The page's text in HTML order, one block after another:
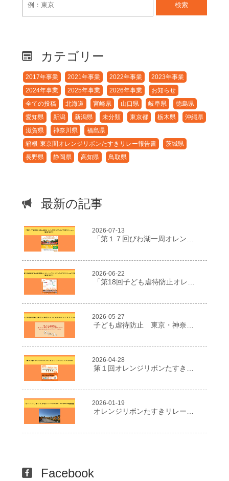
検索
カテゴリー
2017年事業 2021年事業 2022年事業
2023年事業
2024年事業
2025年事業 2026年事業
お知らせ
全ての投稿
北海道 宮崎県 山口県 岐阜県
徳島県
愛知県
新潟 新潟県 未分類 東京都 栃木県
沖縄県
滋賀県
神奈川県
福島県
箱根-東京間オレンジリボンたすきリレー報告書
茨城県
長野県
静岡県 高知県 鳥取県
最新の記事
「第１７回びわ湖一周オレンジリボンたすきリレー」開催決定！
2026-07-13
「第18回子ども虐待防止オレンジリボンたすきリレー2026」開催決定！
2026-06-22
子ども虐待防止 東京・神奈川オレンジリボンたすきリレー
2026-05-27
第１回オレンジリボンたすきリレーはこだて2026
2026-04-28
オレンジリボンたすきリレー２０２５in NIIGATA報告書
2026-01-19
Facebook